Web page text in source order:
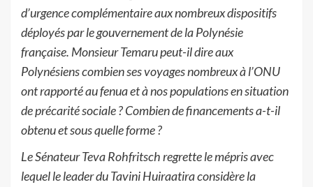
d’urgence complémentaire aux nombreux dispositifs
déployés par legouvernement de la Polynésie
française. Monsieur Temaru peut-il dire aux
Polynésienscombienses voyages nombreux à l’ONU
ont rapporté au fenua et ànos populations ensituation
de précarité sociale ? Combien de financements a-t-il
obtenu et sous quelleforme ?
Le Sénateur Teva Rohfritsch regrette le mépris avec
lequel le leader du Tavini Huiraatiraconsidère la